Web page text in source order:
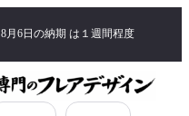
8月6日の納期 は １週間程度